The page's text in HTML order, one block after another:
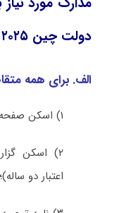
دولت چین ۲۰۲۵
الف. برای همه
۱) اسکن صفحه عکس پاسپورت؛
اعتبار دو ساله)؛